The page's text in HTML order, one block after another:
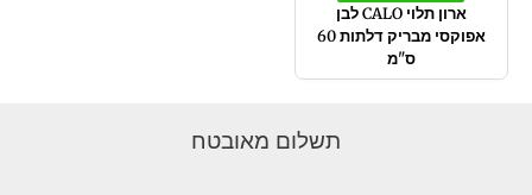
ארון תלוי CALO לבן
אפוקסי מבריק דלתות 60
ס"מ
תשלום מאובטח